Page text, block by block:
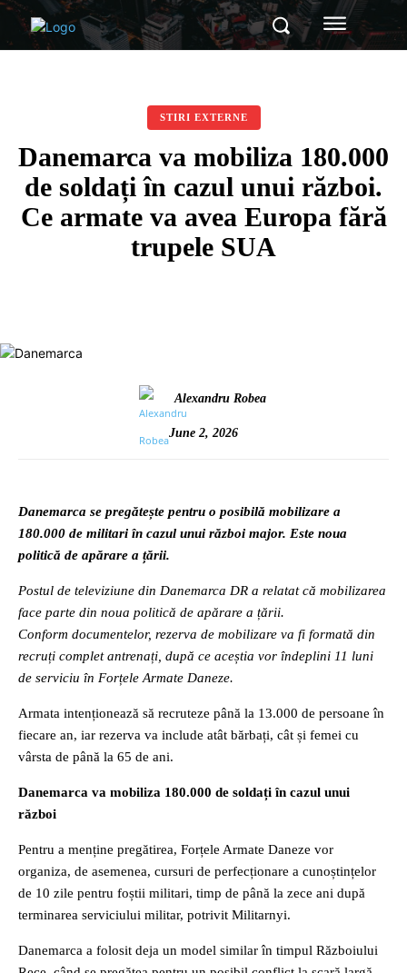
STIRI EXTERNE
Danemarca va mobiliza 180.000
de soldați în cazul unui război.
Ce armate va avea Europa fără
trupele SUA
Alexandru Robea
June 2, 2026
Danemarca se pregătește pentru o posibilă mobilizare a
180.000 de militari în cazul unui război major. Este noua
politică de apărare a țării.
Postul de televiziune din Danemarca DR a relatat că mobilizarea
face parte din noua politică de apărare a țării.
Conform documentelor, rezerva de mobilizare va fi formată din
recruți complet antrenați, după ce aceștia vor îndeplini 11 luni
de serviciu în Forțele Armate Daneze.
Armata intenționează să recruteze până la 13.000 de persoane în
fiecare an, iar rezerva va include atât bărbați, cât și femei cu
vârsta de până la 65 de ani.
Danemarca va mobiliza 180.000 de soldați în cazul unui
război
Pentru a menține pregătirea, Forțele Armate Daneze vor
organiza, de asemenea, cursuri de perfecționare a cunoștințelor
de 10 zile pentru foștii militari, timp de până la zece ani după
terminarea serviciului militar, potrivit Militarnyi.
Danemarca a folosit deja un model similar în timpul Războiului